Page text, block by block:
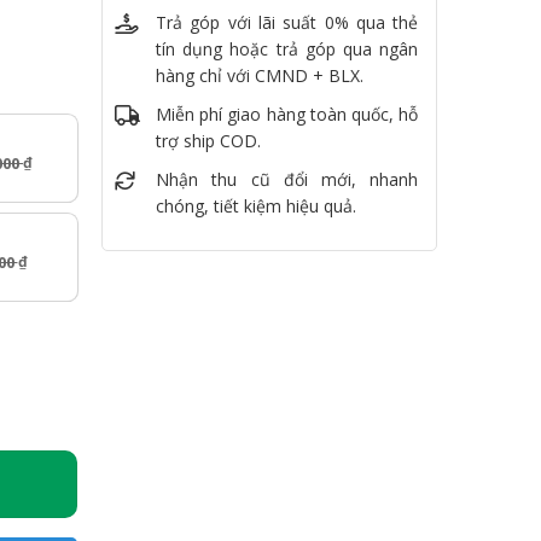
₫
₫
Trả góp với lãi suất 0% qua thẻ
tín dụng hoặc trả góp qua ngân
hàng chỉ với CMND + BLX.
Miễn phí giao hàng toàn quốc, hỗ
trợ ship COD.
Nhận thu cũ đổi mới, nhanh
chóng, tiết kiệm hiệu quả.